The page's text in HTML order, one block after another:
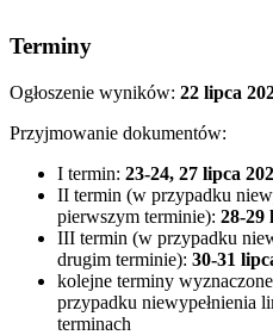
Terminy
Ogłoszenie wyników: 22 lipca
Przyjmowanie dokumentów:
I termin: 23-24, 27 lipca
II termin (w przypadku
pierwszym terminie): 28-29
III termin (w przypadku
drugim terminie): 30-31
kolejne terminy
przypadku niewypełnienia
terminach